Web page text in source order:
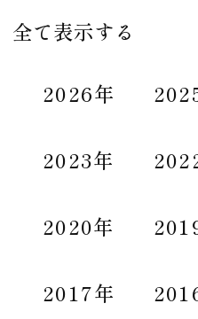
全て表示する
2026年
2023年
2020年
2017年